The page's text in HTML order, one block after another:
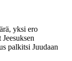
yksi ero
palkitsi Juudaan